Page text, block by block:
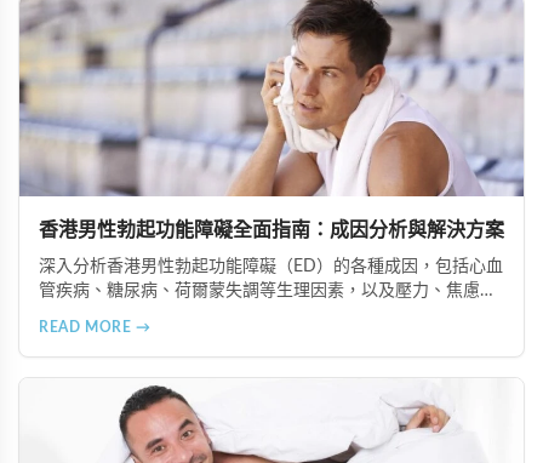
香港男性勃起功能障礙全面指南：成因分析與解決方案
深入分析香港男性勃起功能障礙（ED）的各種成因，包括心血
管疾病、糖尿病、荷爾蒙失調等生理因素，以及壓力、焦慮等
READ MORE →